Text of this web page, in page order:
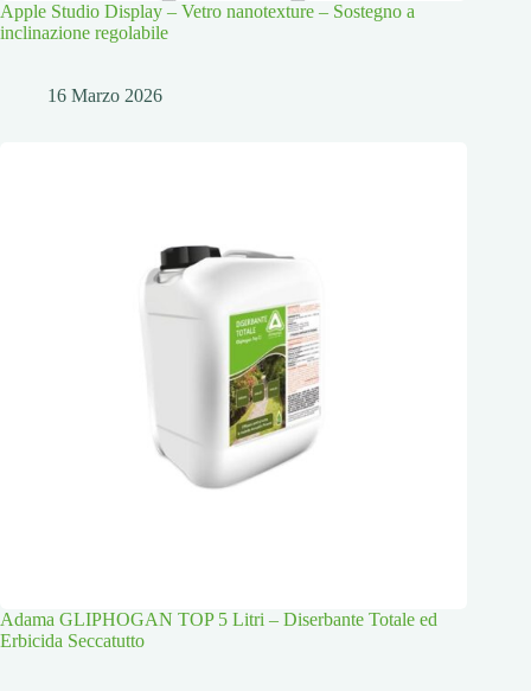
Apple Studio Display – Vetro nanotexture – Sostegno a
inclinazione regolabile
16 Marzo 2026
Adama GLIPHOGAN TOP 5 Litri – Diserbante Totale ed
Erbicida Seccatutto